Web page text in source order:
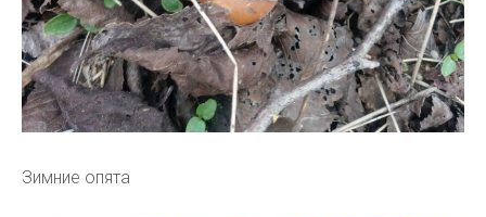
Зимние опята